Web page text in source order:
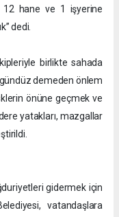
12 hane ve 1 işyerine
dedi.
birlikte sahada
demeden önlem
önüne geçmek ve
yatakları, mazgallar
gidermek için
vatandaşlara